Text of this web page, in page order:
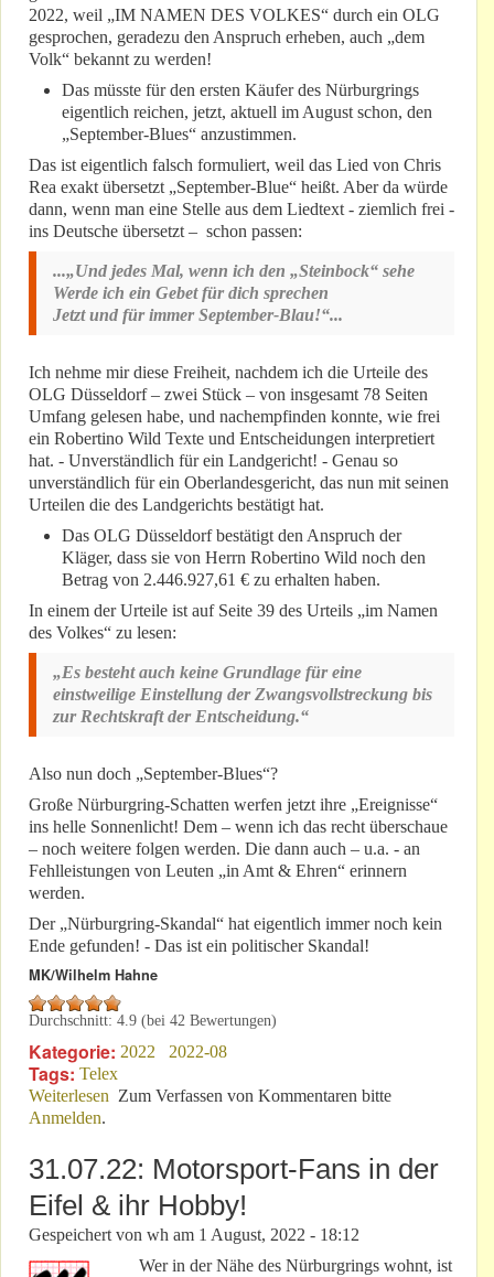
2022, weil „IM NAMEN DES VOLKES“ durch ein OLG
gesprochen, geradezu den Anspruch erheben, auch „dem
Volk“ bekannt zu werden!
Das müsste für den ersten Käufer des Nürburgrings
eigentlich reichen, jetzt, aktuell im August schon, den
„September-Blues“ anzustimmen.
Das ist eigentlich falsch formuliert, weil das Lied von Chris
Rea exakt übersetzt „September-Blue“ heißt. Aber da würde
dann, wenn man eine Stelle aus dem Liedtext - ziemlich frei -
ins Deutsche übersetzt – schon passen:
...„Und jedes Mal, wenn ich den „Steinbock“ sehe
Werde ich ein Gebet für dich sprechen
Jetzt und für immer September-Blau!“...
Ich nehme mir diese Freiheit, nachdem ich die Urteile des
OLG Düsseldorf – zwei Stück – von insgesamt 78 Seiten
Umfang gelesen habe, und nachempfinden konnte, wie frei
ein Robertino Wild Texte und Entscheidungen interpretiert
hat. - Unverständlich für ein Landgericht! - Genau so
unverständlich für ein Oberlandesgericht, das nun mit seinen
Urteilen die des Landgerichts bestätigt hat.
Das OLG Düsseldorf bestätigt den Anspruch der
Kläger, dass sie von Herrn Robertino Wild noch den
Betrag von 2.446.927,61 € zu erhalten haben.
In einem der Urteile ist auf Seite 39 des Urteils „im Namen
des Volkes“ zu lesen:
„Es besteht auch keine Grundlage für eine
einstweilige Einstellung der Zwangsvollstreckung bis
zur Rechtskraft der Entscheidung.“
Also nun doch „September-Blues“?
Große Nürburgring-Schatten werfen jetzt ihre „Ereignisse“
ins helle Sonnenlicht! Dem – wenn ich das recht überschaue
– noch weitere folgen werden. Die dann auch – u.a. - an
Fehlleistungen von Leuten „in Amt & Ehren“ erinnern
werden.
Der „Nürburgring-Skandal“ hat eigentlich immer noch kein
Ende gefunden! - Das ist ein politischer Skandal!
MK/Wilhelm Hahne
Durchschnitt: 4.9 (bei 42 Bewertungen)
Kategorie: 2022 2022-08
Tags: Telex
Weiterlesen über Exklusiv: “September-Blues“ – ganz wild – im
Zum Verfassen von Kommentaren bitte
Anmelden.
31.07.22: Motorsport-Fans in der
Eifel & ihr Hobby!
Gespeichert von wh am 1 August, 2022 - 18:12
Wer in der Nähe des Nürburgrings wohnt, ist